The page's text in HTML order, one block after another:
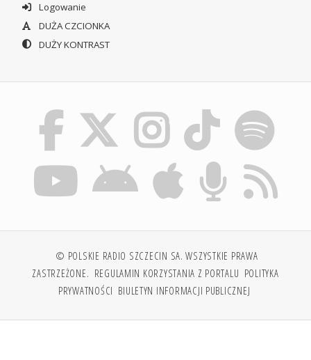
Logowanie
DUŻA CZCIONKA
DUŻY KONTRAST
© POLSKIE RADIO SZCZECIN SA. WSZYSTKIE PRAWA
ZASTRZEŻONE. REGULAMIN KORZYSTANIA Z PORTALU POLITYKA
PRYWATNOŚCI BIULETYN INFORMACJI PUBLICZNEJ